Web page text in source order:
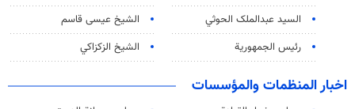
السید عبدالملک الحوثي
الشيخ عيسى قاسم
رئيس الجمهورية
الشيخ الزكزاكي
اخبار المنظمات والمؤسسات